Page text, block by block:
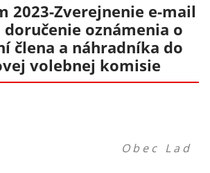
2023-Zverejnenie e-mail
doručenie oznámenia o
člena a náhradníka do
volebnej komisie
e c L a d